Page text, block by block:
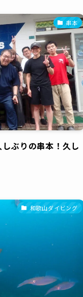
串本
ぶりの串本！久し
和歌山ダイビング